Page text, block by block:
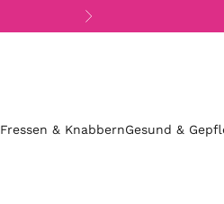
Vor
Fressen & KnabbernGesund &